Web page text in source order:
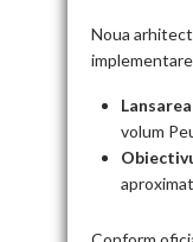
Noua
volum